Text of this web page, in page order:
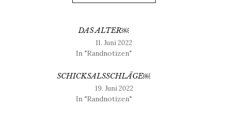
DAS ALTER￼
11. Juni 2022
In "Randnotizen"
SCHICKSALSSCHLÄGE￼
19. Juni 2022
In "Randnotizen"